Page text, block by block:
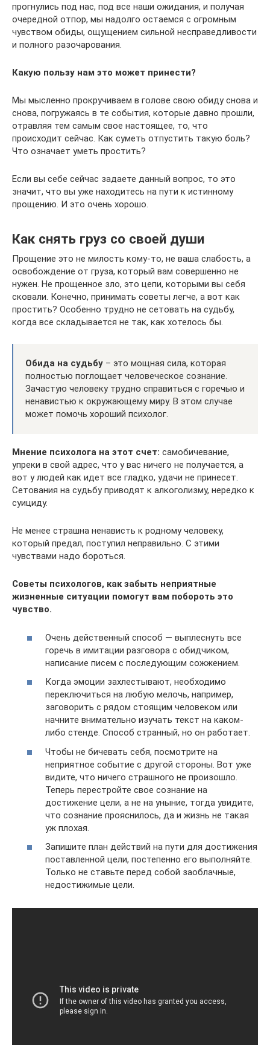
прогнулись под нас, под все наши ожидания, и получая
очередной отпор, мы надолго остаемся с огромным
чувством обиды, ощущением сильной несправедливости
и полного разочарования.
Какую пользу нам это может принести?
Мы мысленно прокручиваем в голове свою обиду снова и
снова, погружаясь в те события, которые давно прошли,
отравляя тем самым свое настоящее, то, что
происходит сейчас. Как суметь отпустить такую боль?
Что означает уметь простить?
Если вы себе сейчас задаете данный вопрос, то это
значит, что вы уже находитесь на пути к истинному
прощению. И это очень хорошо.
Как снять груз со своей души
Прощение это не милость кому-то, не ваша слабость, а
освобождение от груза, который вам совершенно не
нужен. Не прощенное зло, это цепи, которыми вы себя
сковали. Конечно, принимать советы легче, а вот как
простить? Особенно трудно не сетовать на судьбу,
когда все складывается не так, как хотелось бы.
Обида на судьбу – это мощная сила, которая
полностью поглощает человеческое сознание.
Зачастую человеку трудно справиться с горечью и
ненавистью к окружающему миру. В этом случае
может помочь хороший психолог.
Мнение психолога на этот счет: самобичевание,
упреки в свой адрес, что у вас ничего не получается, а
вот у людей как идет все гладко, удачи не принесет.
Сетования на судьбу приводят к алкоголизму, нередко к
суициду.
Не менее страшна ненависть к родному человеку,
который предал, поступил неправильно. С этими
чувствами надо бороться.
Советы психологов, как забыть неприятные
жизненные ситуации помогут вам побороть это
чувство.
Очень действенный способ — выплеснуть все
горечь в имитации разговора с обидчиком,
написание писем с последующим сожжением.
Когда эмоции захлестывают, необходимо
переключиться на любую мелочь, например,
заговорить с рядом стоящим человеком или
начните внимательно изучать текст на каком-
либо стенде. Способ странный, но он работает.
Чтобы не бичевать себя, посмотрите на
неприятное событие с другой стороны. Вот уже
видите, что ничего страшного не произошло.
Теперь перестройте свое сознание на
достижение цели, а не на уныние, тогда увидите,
что сознание прояснилось, да и жизнь не такая
уж плохая.
Запишите план действий на пути для достижения
поставленной цели, постепенно его выполняйте.
Только не ставьте перед собой заоблачные,
недостижимые цели.